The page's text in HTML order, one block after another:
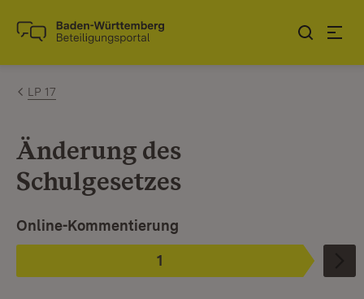
Zum Inhalt springen
Link zur Startseite
LP 17
Änderung des
Schulgesetzes
Phase
1
:
Ist ausgewählt.
Online-Kommentierung